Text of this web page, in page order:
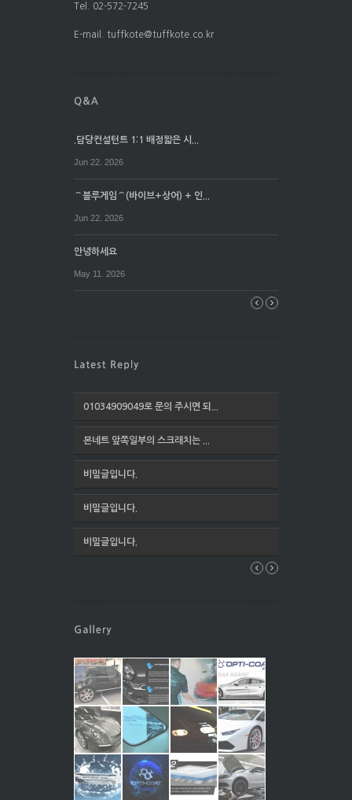
Tel. 02-572-7245
E-mail. tuffkote@tuffkote.co.kr
.담당컨설턴트 1:1 배정짧은 시...
Jun 22. 2026
⌒블루게임⌒(바이브+상어) + 인...
Jun 22. 2026
안녕하세요
May 11. 2026
01034909049로 문의 주시면 되...
본네트 앞쪽일부의 스크래치는 ...
비밀글입니다.
비밀글입니다.
비밀글입니다.